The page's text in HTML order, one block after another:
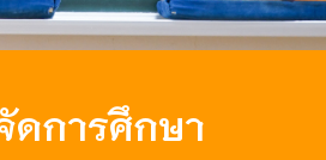
ดการศึกษา